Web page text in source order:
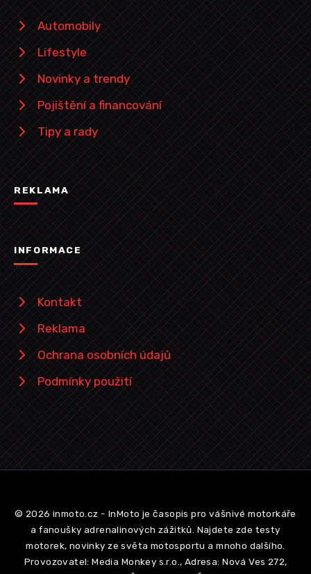
Automobily
Lifestyle
Novinky a trendy
Pojištění a financování
Tipy a rady
REKLAMA
INFORMACE
Kontakt
Reklama
Ochrana osobních údajů
Podmínky použití
© 2026 inmoto.cz - InMoto je časopis pro vášnivé motorkáře
a fanoušky adrenalinových zážitků. Najdete zde testy
motorek, novinky ze světa motosportu a mnoho dalšího.
Provozovatel: Media Monkey s.r.o., Adresa: Nová Ves 272,